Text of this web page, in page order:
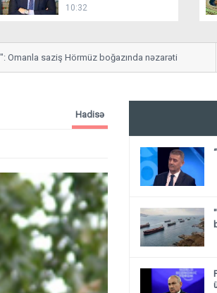
elementidir”
10:32
saziş Hörmüz boğazında nəzarəti İrana verə bilər
Hadisə